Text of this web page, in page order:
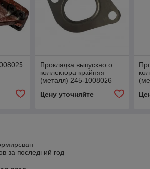
Прокладка выпускного
коллектора крайняя
(металл) 245-1008026
Цену уточняйте
за последний год